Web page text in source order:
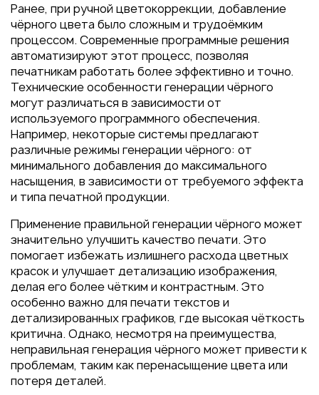
Ранее, при ручной цветокоррекции, добавление
чёрного цвета было сложным и трудоёмким
процессом. Современные программные решения
автоматизируют этот процесс, позволяя
печатникам работать более эффективно и точно.
Технические особенности генерации чёрного
могут различаться в зависимости от
используемого программного обеспечения.
Например, некоторые системы предлагают
различные режимы генерации чёрного: от
минимального добавления до максимального
насыщения, в зависимости от требуемого эффекта
и типа печатной продукции.
Применение правильной генерации чёрного может
значительно улучшить качество печати. Это
помогает избежать излишнего расхода цветных
красок и улучшает детализацию изображения,
делая его более чётким и контрастным. Это
особенно важно для печати текстов и
детализированных графиков, где высокая чёткость
критична. Однако, несмотря на преимущества,
неправильная генерация чёрного может привести к
проблемам, таким как перенасыщение цвета или
потеря деталей.